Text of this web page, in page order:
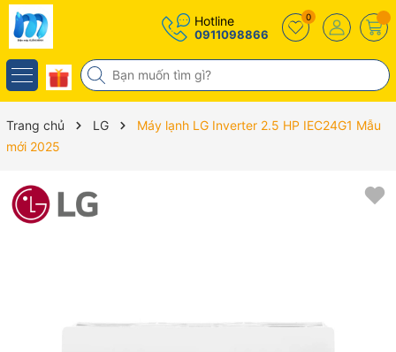
Hotline
0911098866
0
Trang chủ LG
Máy lạnh LG Inverter 2.5 HP IEC24G1 Mẫu
mới 2025